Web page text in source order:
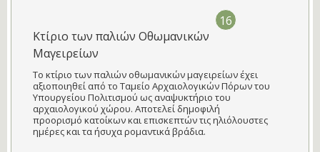
16
Κτίριο των παλιών Οθωμανικών
Μαγειρείων
Το κτίριο των παλιών οθωμανικών μαγειρείων έχει
αξιοποιηθεί από το Ταμείο Αρχαιολογικών Πόρων του
Υπουργείου Πολιτισμού ως αναψυκτήριο του
αρχαιολογικού χώρου. Αποτελεί δημοφιλή
προορισμό κατοίκων και επισκεπτών τις ηλιόλουστες
ημέρες και τα ήσυχα ρομαντικά βράδια.